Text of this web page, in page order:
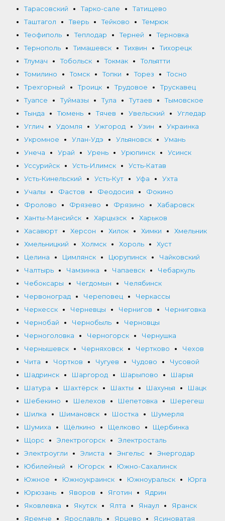
Тарасовский
Тарко-сале
Татищево
Таштагол
Тверь Тейково
Темрюк
Теофиполь
Теплодар Терней
Терновка
Тернополь
Тимашевск Тихвин
Тихорецк
Тлумач
Тобольск Токмак
Тольятти
Томилино
Томск Топки Торез
Тосно
Трехгорный
Троицк Трудовое
Трускавец
Туапсе
Туймазы Тула Тутаев
Тымовское
Тында
Тюмень Тячев Увельский
Угледар
Углич
Удомля Ужгород Узин
Украинка
Укромное
Улан-Удэ Ульяновск
Умань
Унеча
Урай Урень Урюпинск
Усинск
Уссурийск
Усть-Илимск
Усть-Катав
Усть-Кинельский
Усть-Кут Уфа
Ухта
Учалы
Фастов Феодосия
Фокино
Фролово
Фрязево Фрязино
Хабаровск
Ханты-Мансийск
Харцызск
Харьков
Хасавюрт
Херсон Хилок Химки
Хмельник
Хмельницкий
Холмск Хороль
Хуст
Целина
Цимлянск Цюрупинск
Чайковский
Чалтырь
Чамзинка Чапаевск
Чебаркуль
Чебоксары
Чегдомын
Челябинск
Червоноград
Череповец
Черкассы
Черкесск
Черневцы Чернигов
Черниговка
Чернобай
Чернобыль
Черновцы
Черноголовка
Черногорск
Чернушка
Чернышевск
Черняховск Чертково
Чехов
Чита
Чортков Чугуев Чудово
Чусовой
Шадринск
Шаргород Шарыпово
Шарья
Шатура
Шахтёрск Шахты Шахунья
Шацк
Шебекино
Шелехов Шепетовка
Шерегеш
Шилка
Шимановск Шостка
Шумерля
Шумиха
Щёлкино Щелково
Щербинка
Щорс
Электрогорск
Электросталь
Электроугли
Элиста Энгельс
Энергодар
Юбилейный
Югорск
Южно-Сахалинск
Южное
Южноукраинск Южноуральск
Юрга
Юрюзань
Яворов Яготин
Ядрин
Яковлевка
Якутск Ялта Янаул
Яранск
Яремче
Ярославль Ярцево
Ясиноватая